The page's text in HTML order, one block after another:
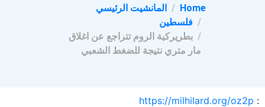
Home
المانشيت الرئيسي
فلسطين
بطريركية الروم تتراجع عن اغلاق
مار متري نتيجة للضغط الشعبي
:
https://milhilard.org/oz2p